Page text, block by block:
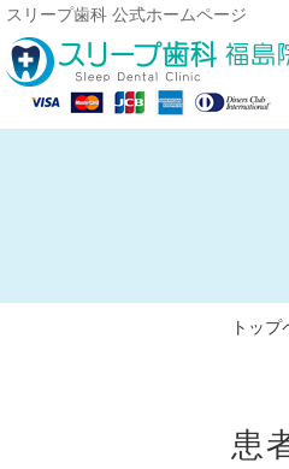
スリープ歯科 公式ホームページ
トップ
患